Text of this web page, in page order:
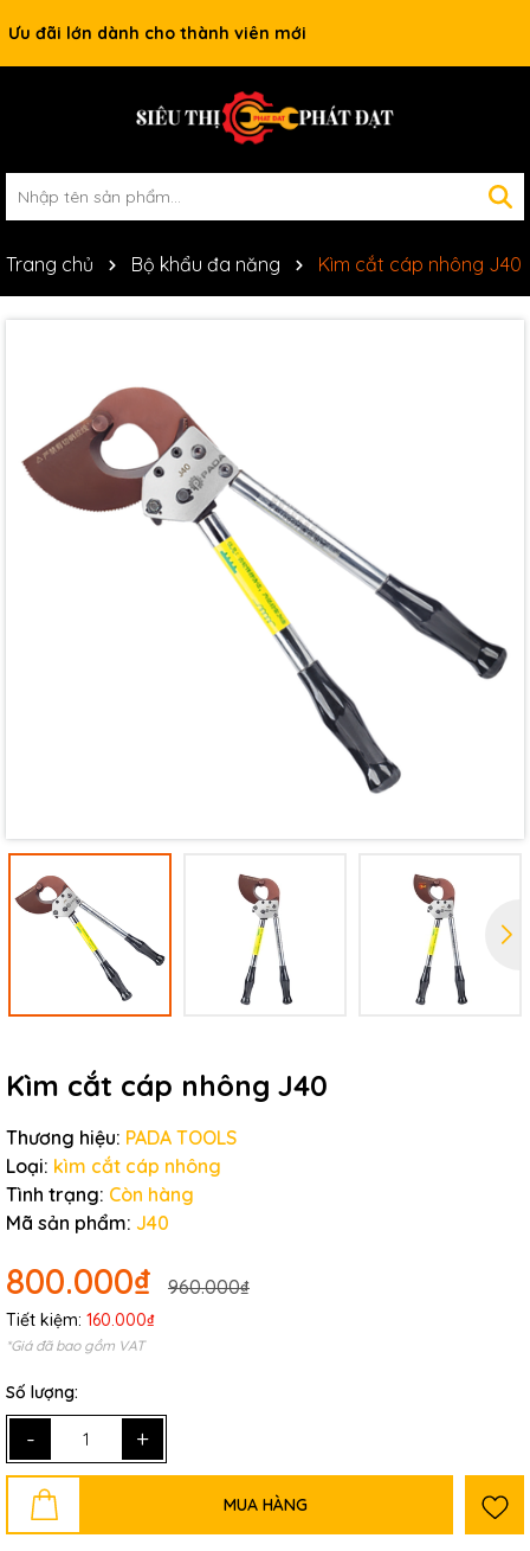
Ưu đãi lớn dành cho thành viên mới
Trang chủ Bộ khẩu đa năng Kìm cắt cáp nhông J40
Kìm cắt cáp nhông J40
Thương hiệu: PADA TOOLS
Loại: kìm cắt cáp nhông
Tình trạng: Còn hàng
Mã sản phẩm: J40
800.000₫ 960.000₫
Tiết kiệm: 160.000₫
*Giá đã bao gồm VAT
Số lượng:
- +
MUA HÀNG
Ngày hết hạn:
Điều kiện: